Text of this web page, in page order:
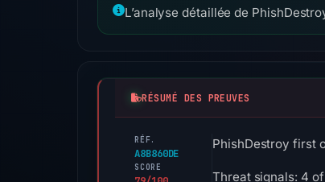
L’analyse détaillée de
RÉSUMÉ DES PREUVES
RÉF.
A8B860DE
SCORE
PhishDestroy first
Threat signals: 4